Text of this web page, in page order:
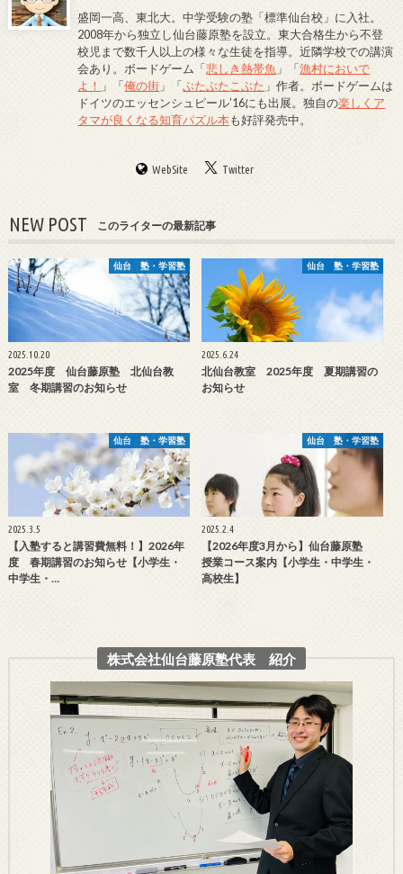
盛岡一高、東北大。中学受験の塾「標準仙台校」に入社。
2008年から独立し仙台藤原塾を設立。東大合格生から不登
校児まで数千人以上の様々な生徒を指導。近隣学校での講演
会あり。ボードゲーム「悲しき熱帯魚 」「漁村においで
よ！ 」「俺の街 」「ぶたぶたこぶた 」作者。ボードゲームは
ドイツのエッセンシュピール’16にも出展。独自の楽しくア
タマが良くなる知育パズル本も好評発売中。
WebSite Twitter
NEW POST このライターの最新記事
仙台 塾・学習塾
2025.10.20
2025年度 仙台藤原塾 北仙台教
室 冬期講習のお知らせ
仙台 塾・学習塾
2025.6.24
北仙台教室 2025年度 夏期講習の
お知らせ
仙台 塾・学習塾
2025.3.5
【入塾すると講習費無料！】2026年
度 春期講習のお知らせ【小学生・
中学生・…
仙台 塾・学習塾
2025.2.4
【2026年度3月から】仙台藤原塾
授業コース案内【小学生・中学生・
高校生】
株式会社仙台藤原塾代表 紹介